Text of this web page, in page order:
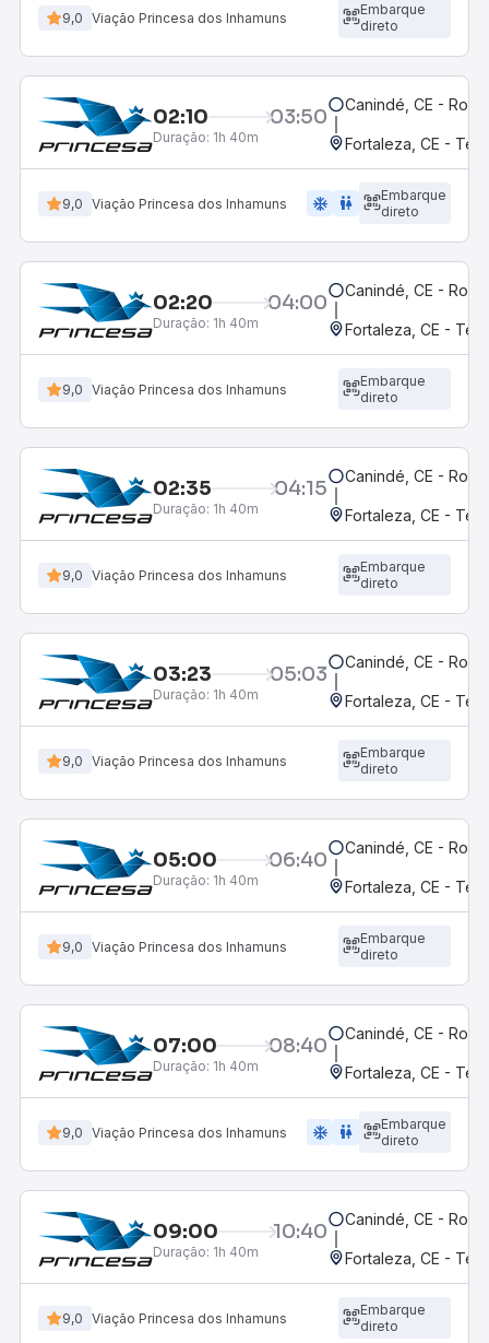
9,0 Viação Princesa dos Inhamuns
Embarque
direto
02:10 03:50
Duração: 1h 40m
Canindé, CE -
Fortaleza, CE -
9,0 Viação Princesa dos Inhamuns ac_unit wc
Embarque
direto
02:20 04:00
Duração: 1h 40m
Canindé, CE -
Fortaleza, CE -
9,0 Viação Princesa dos Inhamuns
Embarque
direto
02:35 04:15
Duração: 1h 40m
Canindé, CE -
Fortaleza, CE -
9,0 Viação Princesa dos Inhamuns
Embarque
direto
03:23 05:03
Duração: 1h 40m
Canindé, CE -
Fortaleza, CE -
9,0 Viação Princesa dos Inhamuns
Embarque
direto
05:00 06:40
Duração: 1h 40m
Canindé, CE -
Fortaleza, CE -
9,0 Viação Princesa dos Inhamuns
Embarque
direto
07:00 08:40
Duração: 1h 40m
Canindé, CE -
Fortaleza, CE -
9,0 Viação Princesa dos Inhamuns ac_unit wc
Embarque
direto
09:00 10:40
Duração: 1h 40m
Canindé, CE -
Fortaleza, CE -
9,0 Viação Princesa dos Inhamuns
Embarque
direto